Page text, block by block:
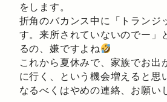
をします。
折角のバカンス中に「トランジ
す。来所されていないのでー」
るの、嫌ですよね
これから夏休みで、家族でお出
に行く、という機会増えると思
なるべくはやめの連絡、お願い